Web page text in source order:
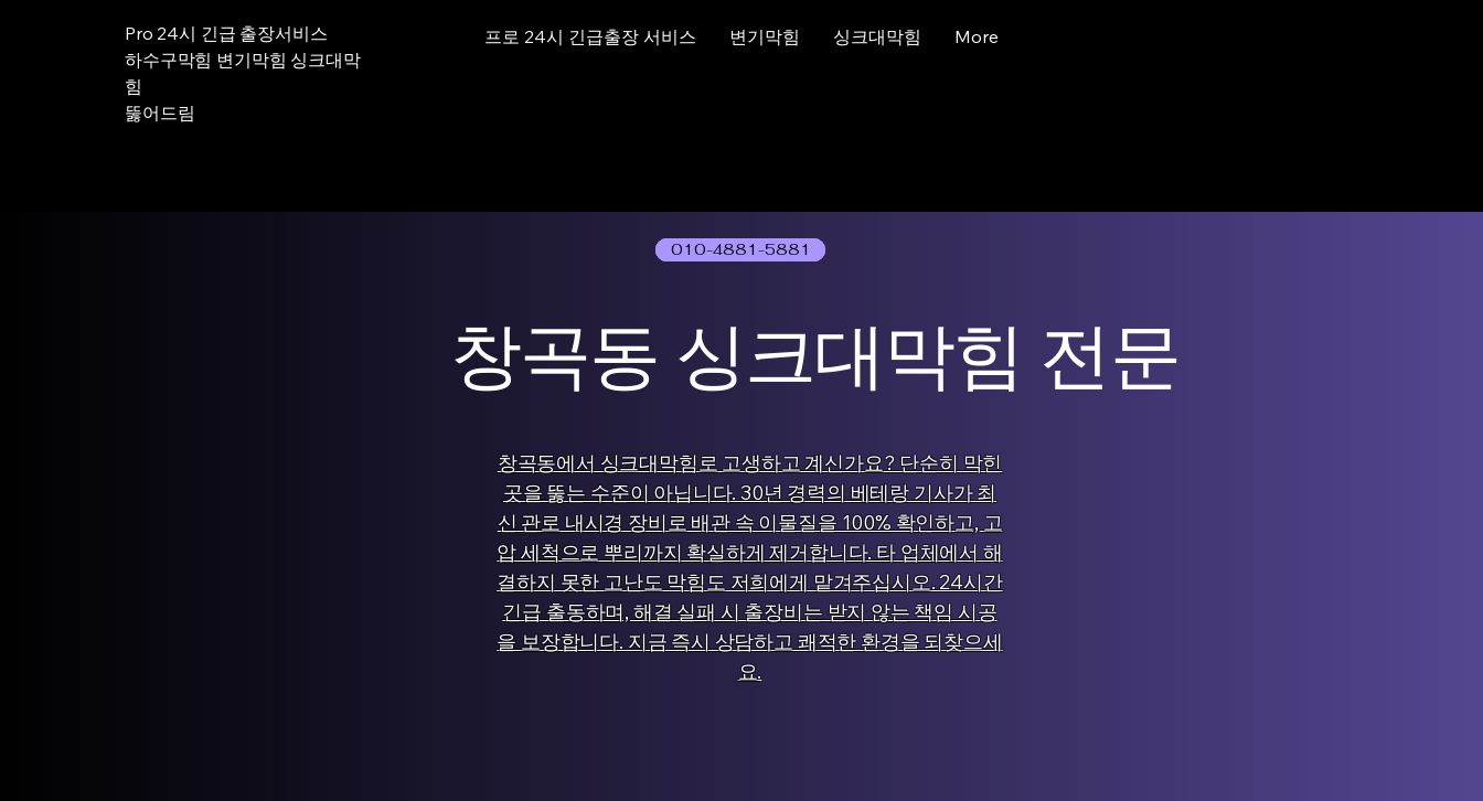
Pro 24시 긴급 출장서비스
하수구막힘 변기막힘 싱크대막
힘
뚫어드림
프로 24시 긴급출장 서비스 변기막힘 싱크대막힘 More
01077786631
창곡동 싱크대막힘 전문
창곡동에서 싱크대막힘로 고생하고 계신가요? 단순히 막힌
곳을 뚫는 수준이 아닙니다. 30년 경력의 베테랑 기사가 최
신 관로 내시경 장비로 배관 속 이물질을 100% 확인하고, 고
압 세척으로 뿌리까지 확실하게 제거합니다. 타 업체에서 해
결하지 못한 고난도 막힘도 저희에게 맡겨주십시오. 24시간
긴급 출동하며, 해결 실패 시 출장비는 받지 않는 책임 시공
을 보장합니다. 지금 즉시 상담하고 쾌적한 환경을 되찾으세
요.
010-4881-5881